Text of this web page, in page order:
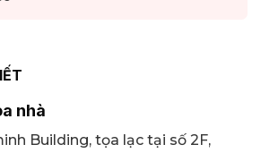
nhà
Building, tọa lạc tại số 2F,